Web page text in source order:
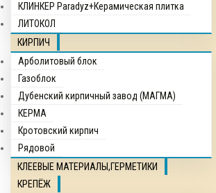
КЛИНКЕР Paradyz+Керамическая плитка
ЛИТОКОЛ
КИРПИЧ
Арболитовый блок
Газоблок
Дубенский кирпичный завод (МАГМА)
КЕРМА
Кротовский кирпич
Рядовой
КЛЕЕВЫЕ МАТЕРИАЛЫ,ГЕРМЕТИКИ
КРЕПЁЖ